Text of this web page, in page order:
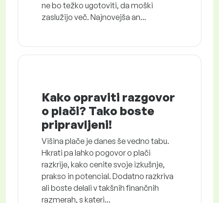
ne bo težko ugotoviti, da moški
zaslužijo več. Najnovejša an...
Kako opraviti razgovor
o plači? Tako boste
pripravljeni!
Višina plače je danes še vedno tabu.
Hkrati pa lahko pogovor o plači
razkrije, kako cenite svoje izkušnje,
prakso in potencial. Dodatno razkriva
ali boste delali v takšnih finančnih
razmerah, s kateri...